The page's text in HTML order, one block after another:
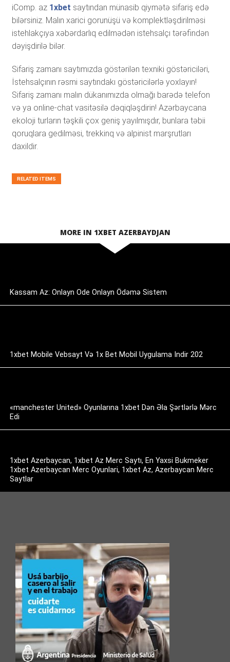
iComp. az 1xbet saytından münasib qiymətə sifariş edə
bilərsiniz. Malın xarici gorunüşü və komplektləşdirilməsi
istehlakçıya xəbərdarlıq edilmədən istehsalçı tərəfindən
dəyişdirilə bilər.
Sifariş zamanı saytımızda göstərilən texniki göstəriciləri,
İstehsalçının rəsmi saytındakı göstəricilərlə yoxlayın!
Sifariş zamanı malın dükanımızda olmağı barədə telefon
və ya online-chat vasitəsilə dəqiqləşdirin! Azərbaycana
ekoloji turların təşkili çox geniş yayılmışdır, bunlara təbii
qoruqlara gedilməsi, trekkinq və alpinist marşrutları
daxildir.
RELATED ITEMS
MORE IN 1XBET AZERBAYDJAN
Kassam Az: Onlayn Ode Onlayn Ödəmə Sistem
1xbet Mobile Vebsayt Və 1x Bet Mobil Uygulama Indir 202
«manchester United» Oyunlarına 1xbet Dən Əla Şərtlərlə Mərc
Edi
1xbet Azerbaycan, 1xbet Az Merc Saytı, En Yaxsi Bukmeker
1xbet Azerbaycan Merc Oyunlari, 1xbet Az, Azerbaycan Merc
Saytlar